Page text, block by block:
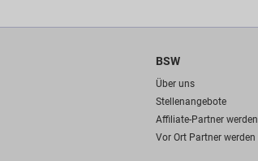
BSW
Über uns
Stellenangebote
Affiliate-Partner werden
Vor Ort Partner werden